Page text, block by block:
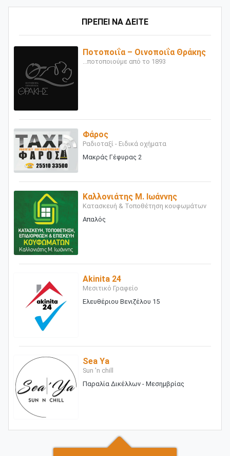
ΠΡΕΠΕΙ ΝΑ ΔΕΙΤΕ
Ποτοποιΐα – Οινοποιΐα Θράκης
...ποτοποιούμε από το 1893
Φάρος
Ραδιοταξί - Ειδικά οχήματα
Μακράς Γέφυρας 2
Καλλονιάτης Μ. Ιωάννης
Κατασκευή & Τοποθέτηση κουφωμάτων
Απαλός
Akinita 24
Μεσιτικό Γραφείο
Ελευθέριου Βενιζέλου 15
Sea Ya
Sun 'n chill
Παραλία Δικέλλων - Μεσημβρίας